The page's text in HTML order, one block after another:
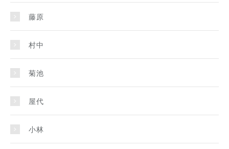
藤原
村中
菊池
屋代
小林